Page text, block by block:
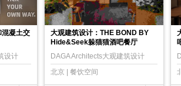
混凝土交
设计
大观建筑设计：THE BOND BY
Hide&Seek躲猫猫酒吧餐厅
DAGA Architects大观建筑设计
北京 | 餐饮空间